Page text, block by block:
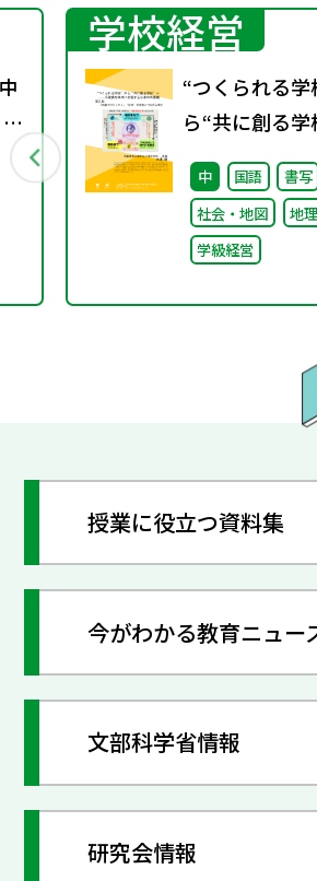
学校経営
“つくられる学
ら“共に創る
不確実な時代
小津中の実践
「共創プロジ
ト」“好き”が
中 国語
書写
社会・地図
地理
学級経営
授業に役立つ資料集
今がわかる教育ニュー
文部科学省情報
研究会情報